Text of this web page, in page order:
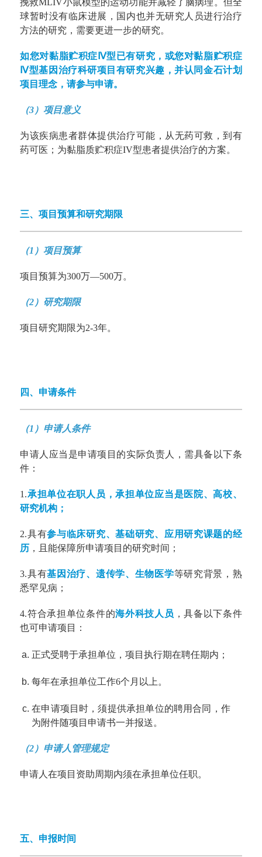
球暂时没有临床进展，国内也并无研究人员进行治疗
方法的研究，需要更进一步的研究。
如您对黏脂贮积症Ⅳ型已有研究，或您对黏脂贮积症
Ⅳ型基因治疗科研项目有研究兴趣，并认同金石计划
项目理念，请参与申请。
（3）项目意义
为该疾病患者群体提供治疗可能，从无药可救，到有
药可医；为黏脂质贮积症IV型患者提供治疗的方案。
三、项目预算和研究期限
（1）项目预算
项目预算为300万—500万。
（2）研究期限
项目研究期限为2-3年。
四、申请条件
（1）申请人条件
申请人应当是申请项目的实际负责人，需具备以下条
件：
1.承担单位在职人员，承担单位应当是医院、高校、
研究机构；
2.具有参与临床研究、基础研究、应用研究课题的经
历 ，且能保障所申请项目的研究时间；
3.具有基因治疗、遗传学、生物医学等研究背景，熟
悉罕见病；
4.符合承担单位条件的海外科技人员 ，具备以下条件
也可申请项目：
正式受聘于承担单位，项目执行期在聘任期内；
每年在承担单位工作6个月以上。
在申请项目时，须提供承担单位的聘用合同，作
为附件随项目申请书一并报送。
（2）申请人管理规定
申请人在项目资助周期内须在承担单位任职。
五、申报时间